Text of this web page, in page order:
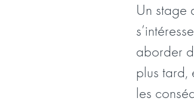
Un stage
aborder
plus tard,
les